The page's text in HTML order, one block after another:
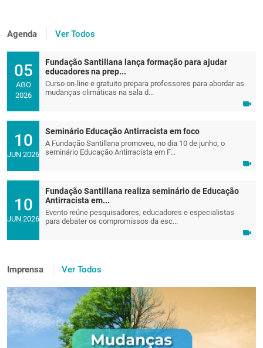
Agenda Ver Todos
05
AGO
2026
Fundação Santillana lança formação para ajudar
educadores na prep...
Curso on-line e gratuito prepara professores para abordar as
mudanças climáticas na sala d...
10
JUN 2026
Seminário Educação Antirracista em foco
A Fundação Santillana promoveu, no dia 10 de junho, o
seminário Educação Antirracista em F...
10
JUN 2026
Fundação Santillana realiza seminário de Educação
Antirracista em...
Evento reúne pesquisadores, educadores e especialistas
para debater os compromissos da esc...
Imprensa Ver Todos